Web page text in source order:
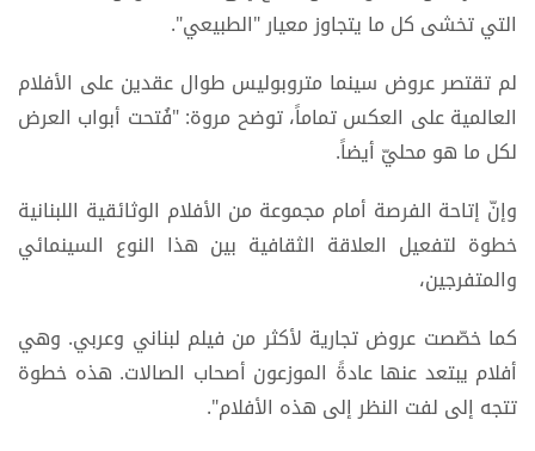
التي تخشى كل ما يتجاوز معيار "الطبيعي".
لم تقتصر عروض سينما متروبوليس طوال عقدين على الأفلام
العالمية على العكس تماماً، توضح مروة: "فُتحت أبواب العرض
لكل ما هو محليّ أيضاً.
وإنّ إتاحة الفرصة أمام مجموعة من الأفلام الوثائقية اللبنانية
خطوة لتفعيل العلاقة الثقافية بين هذا النوع السينمائي
والمتفرجين،
كما خصّصت عروض تجارية لأكثر من فيلم لبناني وعربي. وهي
أفلام يبتعد عنها عادةً الموزعون أصحاب الصالات. هذه خطوة
تتجه إلى لفت النظر إلى هذه الأفلام".